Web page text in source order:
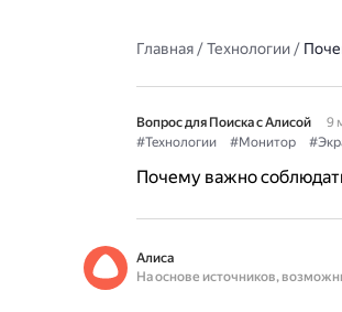
Главная/Технологии/
Вопрос для Поиска с Алисой
9
#Технологии
#Монитор
Почему важно
Алиса
На основе источников,